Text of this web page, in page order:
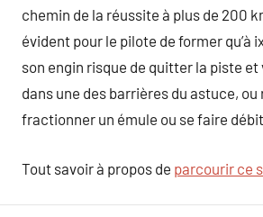
chemin de la réussite à plus de 200
évident pour le pilote de former qu’à
son engin risque de quitter la piste
dans une des barrières du astuce,
fractionner un émule ou se faire
Tout savoir à propos de parcourir ce